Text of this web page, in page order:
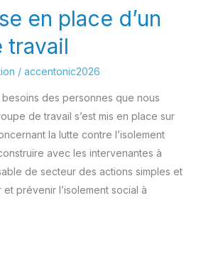
en place d’un
travail
/ accentonic2026
des personnes que nous
de travail s’est mis en place sur
la lutte contre l’isolement
avec les intervenantes à
de secteur des actions simples et
prévenir l’isolement social à